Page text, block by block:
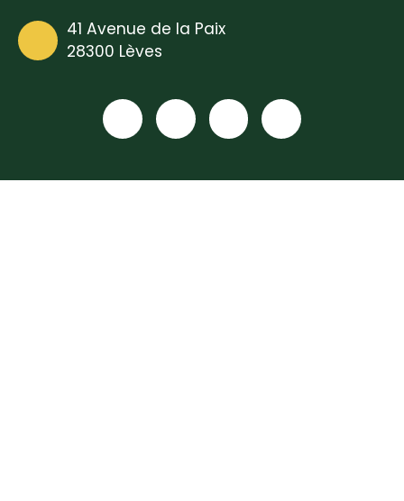
41 Avenue de la Paix
28300 Lèves